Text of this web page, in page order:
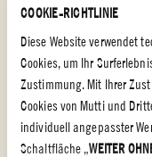
COOKIE-RICHTLINIE
Diese Website verwendet
Cookies, um Ihr
Zustimmung. Mit Ihrer
Cookies von Mutti und
individuell angepasster
Schaltfläche „WEITER